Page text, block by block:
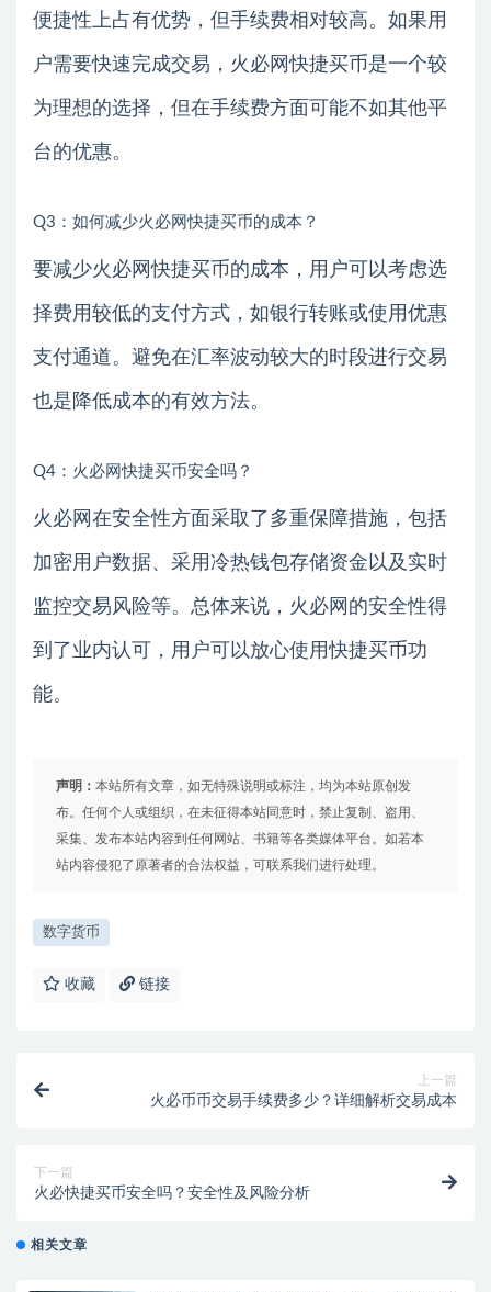
便捷性上占有优势，但手续费相对较高。如果用
户需要快速完成交易，火必网快捷买币是一个较
为理想的选择，但在手续费方面可能不如其他平
台的优惠。
Q3：如何减少火必网快捷买币的成本？
要减少火必网快捷买币的成本，用户可以考虑选
择费用较低的支付方式，如银行转账或使用优惠
支付通道。避免在汇率波动较大的时段进行交易
也是降低成本的有效方法。
Q4：火必网快捷买币安全吗？
火必网在安全性方面采取了多重保障措施，包括
加密用户数据、采用冷热钱包存储资金以及实时
监控交易风险等。总体来说，火必网的安全性得
到了业内认可，用户可以放心使用快捷买币功
能。
声明： 本站所有文章，如无特殊说明或标注，均为本站原创发
布。任何个人或组织，在未征得本站同意时，禁止复制、盗用、
采集、发布本站内容到任何网站、书籍等各类媒体平台。如若本
站内容侵犯了原著者的合法权益，可联系我们进行处理。
数字货币
收藏 链接
上一篇
火必币币交易手续费多少？详细解析交易成本
下一篇
火必快捷买币安全吗？安全性及风险分析
相关文章